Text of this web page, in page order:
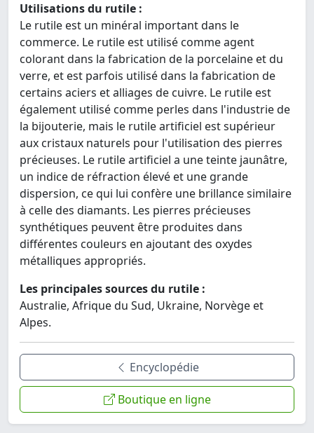
Utilisations du rutile :
Le rutile est un minéral important dans le
commerce. Le rutile est utilisé comme agent
colorant dans la fabrication de la porcelaine et du
verre, et est parfois utilisé dans la fabrication de
certains aciers et alliages de cuivre. Le rutile est
également utilisé comme perles dans l'industrie de
la bijouterie, mais le rutile artificiel est supérieur
aux cristaux naturels pour l'utilisation des pierres
précieuses. Le rutile artificiel a une teinte jaunâtre,
un indice de réfraction élevé et une grande
dispersion, ce qui lui confère une brillance similaire
à celle des diamants. Les pierres précieuses
synthétiques peuvent être produites dans
différentes couleurs en ajoutant des oxydes
métalliques appropriés.
Les principales sources du rutile :
Australie, Afrique du Sud, Ukraine, Norvège et
Alpes.
Encyclopédie
Boutique en ligne